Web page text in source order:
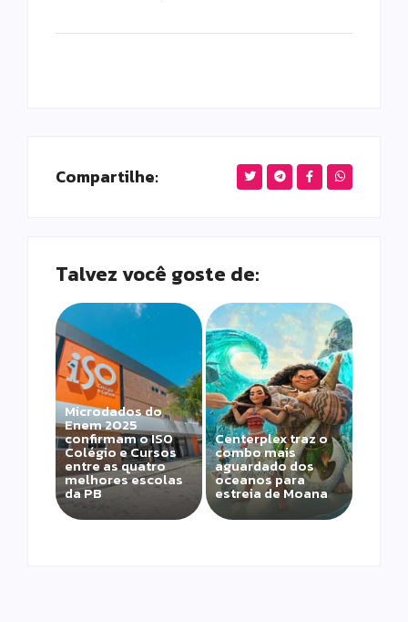
Compartilhe:
Talvez você goste de:
Microdados do
Enem 2025
confirmam o ISO
Colégio e Cursos
entre as quatro
melhores escolas
da PB
Centerplex traz o
combo mais
aguardado dos
oceanos para
estreia de Moana